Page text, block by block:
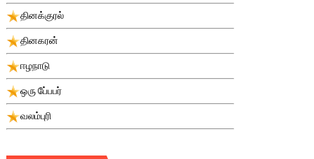
தினக்குரல்
தினகரன்
ஈழநாடு
ஒரு பே்பபர்
வலம்புரி